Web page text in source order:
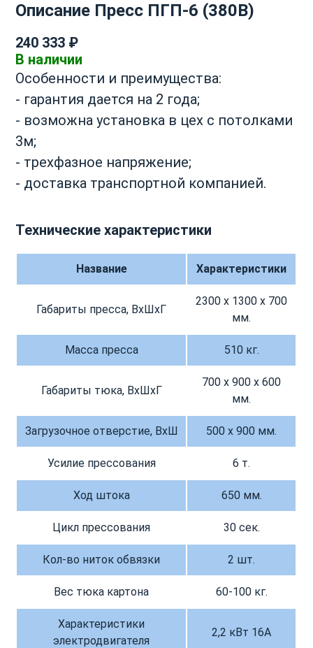
Описание Пресс ПГП-6 (380В)
240 333 ₽
В наличии
Особенности и преимущества:
- гарантия дается на 2 года;
- возможна установка в цех с потолками
3м;
- трехфазное напряжение;
- доставка транспортной компанией.
Технические характеристики
Название Характеристики
Габариты пресса, ВхШхГ
2300 х 1300 х 700
мм.
Масса пресса 510 кг.
Габариты тюка, ВхШхГ
700 х 900 х 600
мм.
Загрузочное отверстие, ВхШ 500 х 900 мм.
Усилие прессования 6 т.
Ход штока 650 мм.
Цикл прессования 30 сек.
Кол-во ниток обвязки 2 шт.
Вес тюка картона 60-100 кг.
Характеристики
электродвигателя
2,2 кВт 16А